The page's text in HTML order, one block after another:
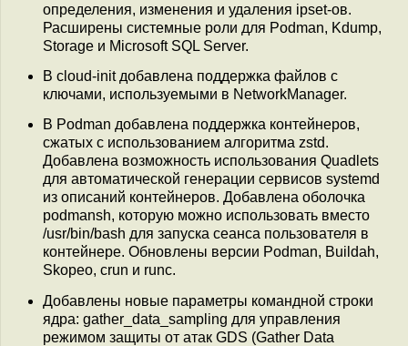
определения, изменения и удаления ipset-ов.
Расширены системные роли для Podman, Kdump,
Storage и Microsoft SQL Server.
В cloud-init добавлена поддержка файлов с
ключами, используемыми в NetworkManager.
В Podman добавлена поддержка контейнеров,
сжатых с использованием алгоритма zstd.
Добавлена возможность использования Quadlets
для автоматической генерации сервисов systemd
из описаний контейнеров. Добавлена оболочка
podmansh, которую можно использовать вместо
/usr/bin/bash для запуска сеанса пользователя в
контейнере. Обновлены версии Podman, Buildah,
Skopeo, crun и runc.
Добавлены новые параметры командной строки
ядра: gather_data_sampling для управления
режимом защиты от атак GDS (Gather Data